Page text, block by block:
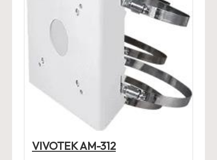
VIVOTEK AM-312